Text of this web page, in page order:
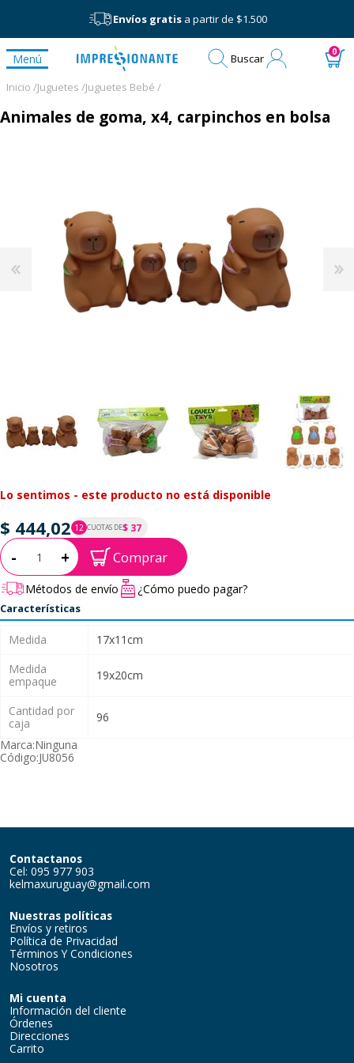
Envíos gratisa partir de $1.500
Menú Buscar 0
Inicio /Juguetes /Juguetes Bebé /
Animales de goma, x4, carpinchos en bolsa
Lo sentimos - este producto no está disponible
$ 444,02 12 CUOTAS DE$ 37
P.T.F. $ 444
Cantidad:
- + Comprar
Métodos de envío ¿Cómo puedo pagar?
Características
Medida
17x11cm
Medida
empaque
19x20cm
Cantidad por
caja
96
Marca:Ninguna
Código:JU8056
Contactanos
Cel: 095 977 903
kelmaxuruguay@gmail.com
Nuestras políticas
Envíos y retiros
Política de Privacidad
Términos Y Condiciones
Nosotros
Mi cuenta
Información del cliente
Órdenes
Direcciones
Carrito